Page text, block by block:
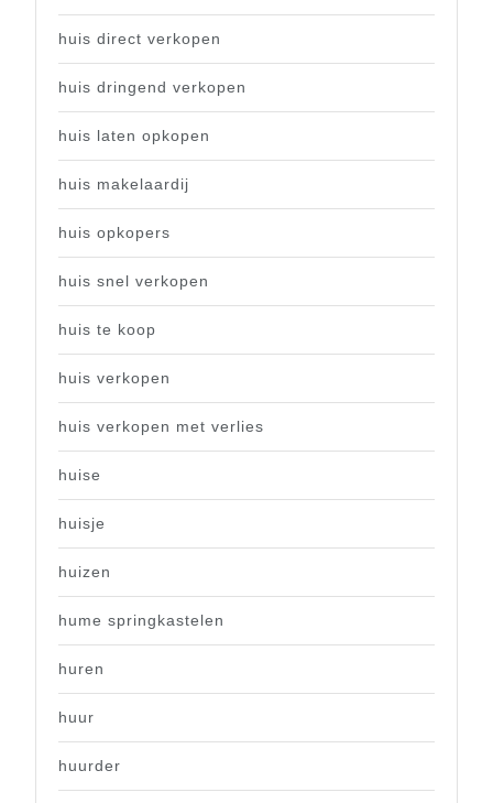
huis direct verkopen
huis dringend verkopen
huis laten opkopen
huis makelaardij
huis opkopers
huis snel verkopen
huis te koop
huis verkopen
huis verkopen met verlies
huise
huisje
huizen
hume springkastelen
huren
huur
huurder